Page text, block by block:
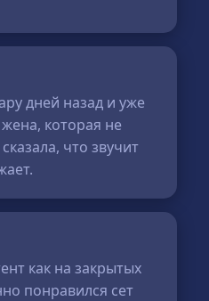
дней назад и уже
которая не
что звучит
как на закрытых
понравился сет